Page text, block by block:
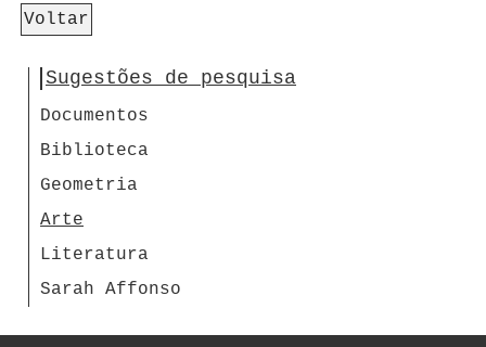
Voltar
Sugestões de pesquisa
Documentos
Biblioteca
Geometria
Arte
Literatura
Sarah Affonso